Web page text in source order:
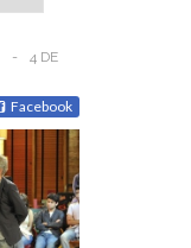
-
4 DE
Facebook